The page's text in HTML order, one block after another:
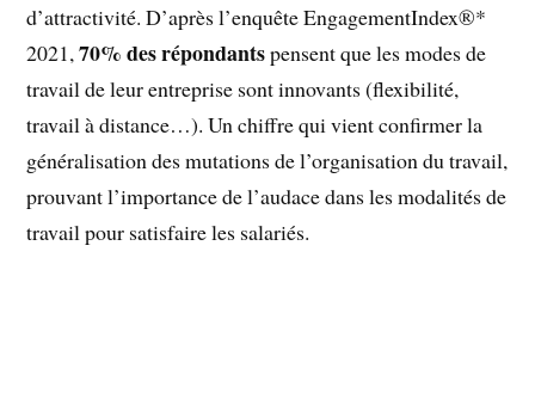
d’attractivité. D’après l’enquête EngagementIndex®*
2021,70% des répondantspensent que les modes de
travail de leur entreprise sont innovants (flexibilité,
travail à distance…). Un chiffre qui vient confirmer la
généralisation des mutations de l’organisation du travail,
prouvant l’importance de l’audace dans les modalités de
travail pour satisfaire les salariés.